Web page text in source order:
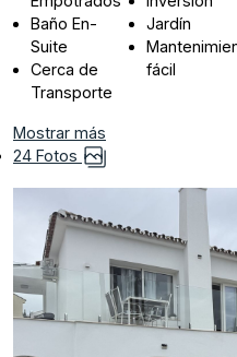
Baño En-
Suite
Cerca de
Transporte
Jardín
fácil
Mostrar más
24 Fotos